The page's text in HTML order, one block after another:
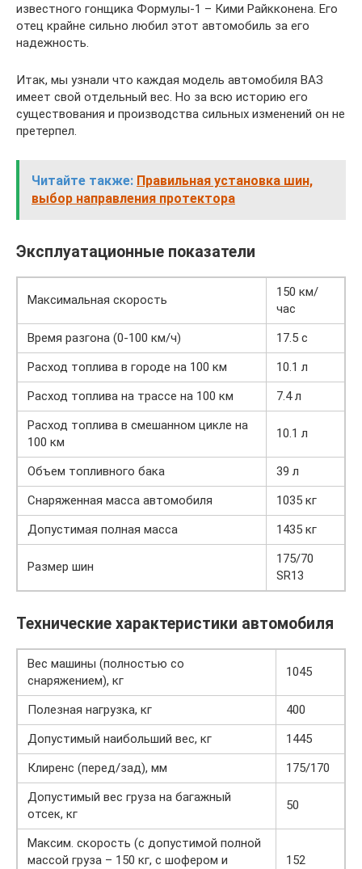
известного гонщика Формулы-1 – Кими Райкконена. Его
отец крайне сильно любил этот автомобиль за его
надежность.
Итак, мы узнали что каждая модель автомобиля ВАЗ
имеет свой отдельный вес. Но за всю историю его
существования и производства сильных изменений он не
претерпел.
Читайте также: Правильная установка шин,
выбор направления протектора
Эксплуатационные показатели
Максимальная скорость
150 км/
час
Время разгона (0-100 км/ч)
17.5 с
Расход топлива в городе на 100 км
10.1 л
Расход топлива на трассе на 100 км
7.4 л
Расход топлива в смешанном цикле на
100 км
10.1 л
Объем топливного бака
39 л
Снаряженная масса автомобиля
1035 кг
Допустимая полная масса
1435 кг
Размер шин
175/70
SR13
Технические характеристики автомобиля
Вес машины (полностью со
снаряжением), кг
1045
Полезная нагрузка, кг
400
Допустимый наибольший вес, кг
1445
Клиренс (перед/зад), мм
175/170
Допустимый вес груза на багажный
отсек, кг
50
Максим. скорость (с допустимой полной
массой груза – 150 кг, с шофером и
152